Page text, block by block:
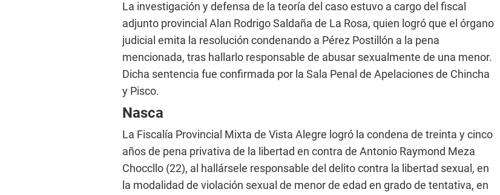
La investigación y defensa de la teoría del caso estuvo a cargo del fiscal
adjunto provincial Alan Rodrigo Saldaña de La Rosa, quien logró que el órgano
judicial emita la resolución condenando a Pérez Postillón a la pena
mencionada, tras hallarlo responsable de abusar sexualmente de una menor.
Dicha sentencia fue confirmada por la Sala Penal de Apelaciones de Chincha
y Pisco.
Nasca
La Fiscalía Provincial Mixta de Vista Alegre logró la condena de treinta y cinco
años de pena privativa de la libertad en contra de Antonio Raymond Meza
Choccllo (22), al hallársele responsable del delito contra la libertad sexual, en
la modalidad de violación sexual de menor de edad en grado de tentativa, en